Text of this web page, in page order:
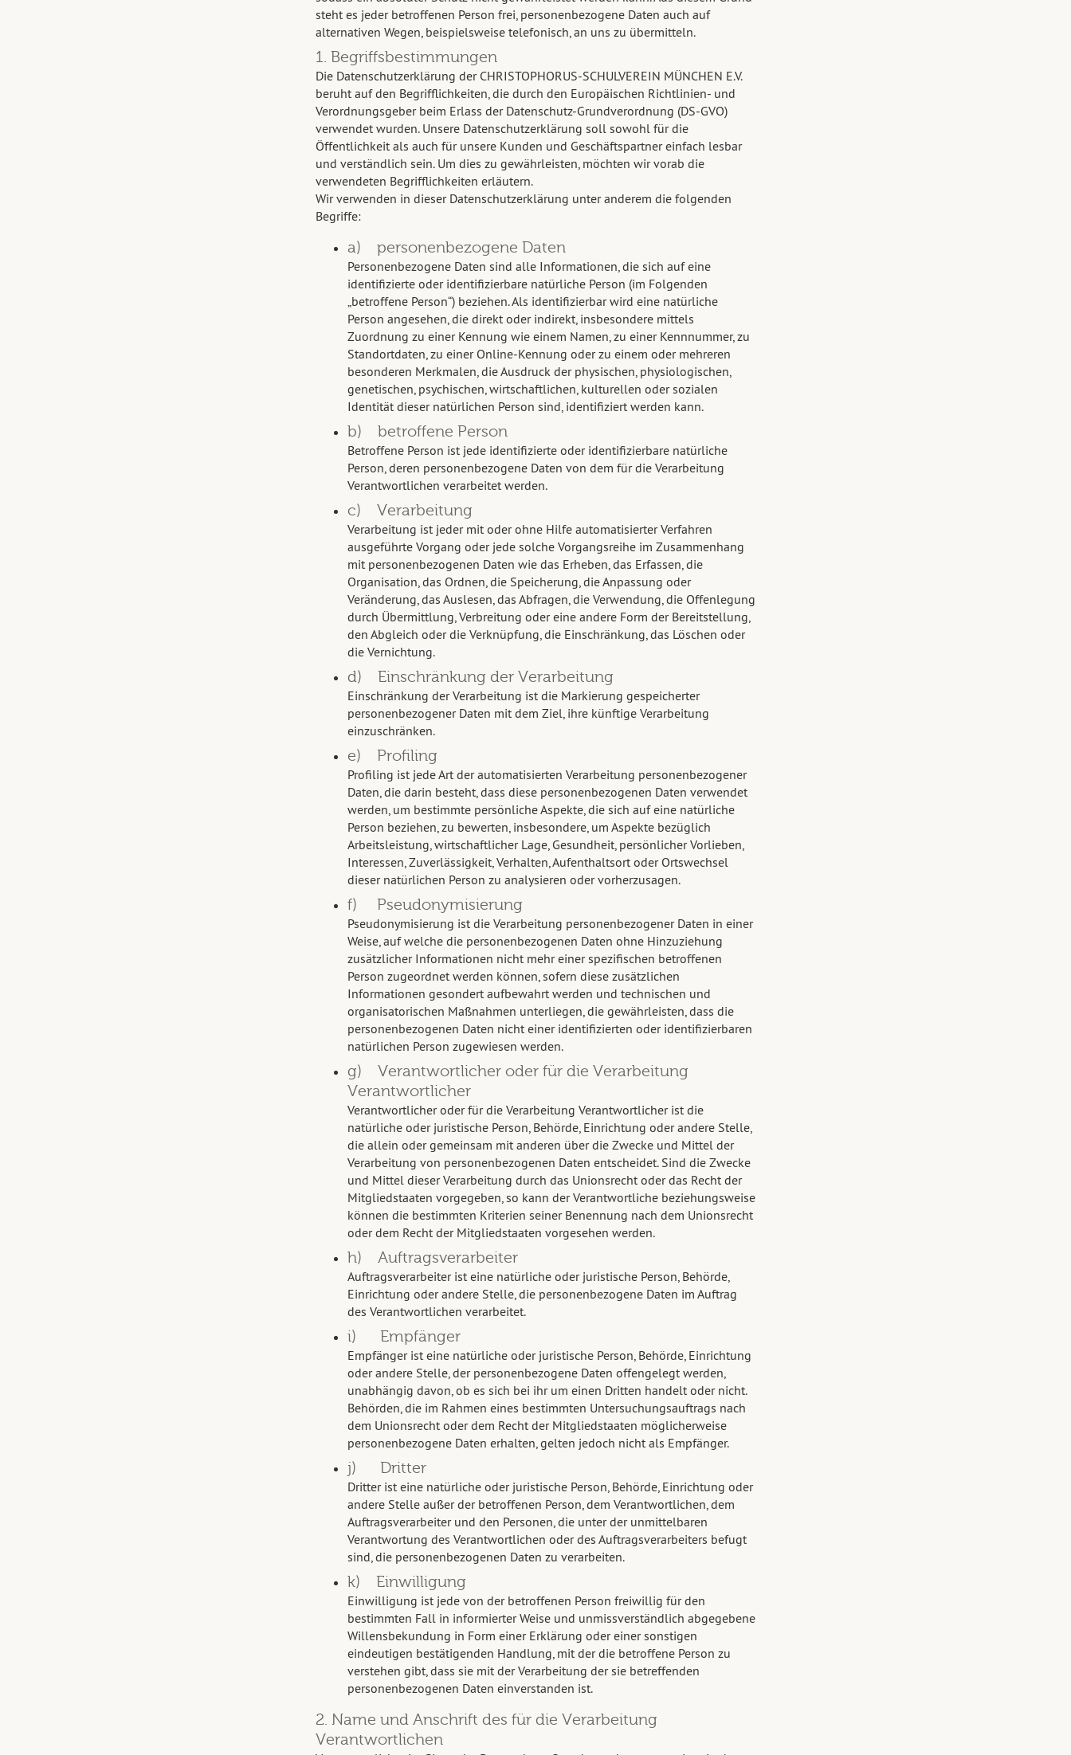
steht es jeder betroffenen Person frei, personenbezogene Daten auch auf
alternativen Wegen, beispielsweise telefonisch, an uns zu übermitteln.
1. Begriffsbestimmungen
Die Datenschutzerklärung der CHRISTOPHORUS-SCHULVEREIN MÜNCHEN E.V.
beruht auf den Begrifflichkeiten, die durch den Europäischen Richtlinien- und
Verordnungsgeber beim Erlass der Datenschutz-Grundverordnung (DS-GVO)
verwendet wurden. Unsere Datenschutzerklärung soll sowohl für die
Öffentlichkeit als auch für unsere Kunden und Geschäftspartner einfach lesbar
und verständlich sein. Um dies zu gewährleisten, möchten wir vorab die
verwendeten Begrifflichkeiten erläutern.
Wir verwenden in dieser Datenschutzerklärung unter anderem die folgenden
Begriffe:
a) personenbezogene Daten
Personenbezogene Daten sind alle Informationen, die sich auf eine
identifizierte oder identifizierbare natürliche Person (im Folgenden
„betroffene Person“) beziehen. Als identifizierbar wird eine natürliche
Person angesehen, die direkt oder indirekt, insbesondere mittels
Zuordnung zu einer Kennung wie einem Namen, zu einer Kennnummer, zu
Standortdaten, zu einer Online-Kennung oder zu einem oder mehreren
besonderen Merkmalen, die Ausdruck der physischen, physiologischen,
genetischen, psychischen, wirtschaftlichen, kulturellen oder sozialen
Identität dieser natürlichen Person sind, identifiziert werden kann.
b) betroffene Person
Betroffene Person ist jede identifizierte oder identifizierbare natürliche
Person, deren personenbezogene Daten von dem für die Verarbeitung
Verantwortlichen verarbeitet werden.
c) Verarbeitung
Verarbeitung ist jeder mit oder ohne Hilfe automatisierter Verfahren
ausgeführte Vorgang oder jede solche Vorgangsreihe im Zusammenhang
mit personenbezogenen Daten wie das Erheben, das Erfassen, die
Organisation, das Ordnen, die Speicherung, die Anpassung oder
Veränderung, das Auslesen, das Abfragen, die Verwendung, die Offenlegung
durch Übermittlung, Verbreitung oder eine andere Form der Bereitstellung,
den Abgleich oder die Verknüpfung, die Einschränkung, das Löschen oder
die Vernichtung.
d) Einschränkung der Verarbeitung
Einschränkung der Verarbeitung ist die Markierung gespeicherter
personenbezogener Daten mit dem Ziel, ihre künftige Verarbeitung
einzuschränken.
e) Profiling
Profiling ist jede Art der automatisierten Verarbeitung personenbezogener
Daten, die darin besteht, dass diese personenbezogenen Daten verwendet
werden, um bestimmte persönliche Aspekte, die sich auf eine natürliche
Person beziehen, zu bewerten, insbesondere, um Aspekte bezüglich
Arbeitsleistung, wirtschaftlicher Lage, Gesundheit, persönlicher Vorlieben,
Interessen, Zuverlässigkeit, Verhalten, Aufenthaltsort oder Ortswechsel
dieser natürlichen Person zu analysieren oder vorherzusagen.
f) Pseudonymisierung
Pseudonymisierung ist die Verarbeitung personenbezogener Daten in einer
Weise, auf welche die personenbezogenen Daten ohne Hinzuziehung
zusätzlicher Informationen nicht mehr einer spezifischen betroffenen
Person zugeordnet werden können, sofern diese zusätzlichen
Informationen gesondert aufbewahrt werden und technischen und
organisatorischen Maßnahmen unterliegen, die gewährleisten, dass die
personenbezogenen Daten nicht einer identifizierten oder identifizierbaren
natürlichen Person zugewiesen werden.
g) Verantwortlicher oder für die Verarbeitung
Verantwortlicher
Verantwortlicher oder für die Verarbeitung Verantwortlicher ist die
natürliche oder juristische Person, Behörde, Einrichtung oder andere Stelle,
die allein oder gemeinsam mit anderen über die Zwecke und Mittel der
Verarbeitung von personenbezogenen Daten entscheidet. Sind die Zwecke
und Mittel dieser Verarbeitung durch das Unionsrecht oder das Recht der
Mitgliedstaaten vorgegeben, so kann der Verantwortliche beziehungsweise
können die bestimmten Kriterien seiner Benennung nach dem Unionsrecht
oder dem Recht der Mitgliedstaaten vorgesehen werden.
h) Auftragsverarbeiter
Auftragsverarbeiter ist eine natürliche oder juristische Person, Behörde,
Einrichtung oder andere Stelle, die personenbezogene Daten im Auftrag
des Verantwortlichen verarbeitet.
i) Empfänger
Empfänger ist eine natürliche oder juristische Person, Behörde, Einrichtung
oder andere Stelle, der personenbezogene Daten offengelegt werden,
unabhängig davon, ob es sich bei ihr um einen Dritten handelt oder nicht.
Behörden, die im Rahmen eines bestimmten Untersuchungsauftrags nach
dem Unionsrecht oder dem Recht der Mitgliedstaaten möglicherweise
personenbezogene Daten erhalten, gelten jedoch nicht als Empfänger.
j) Dritter
Dritter ist eine natürliche oder juristische Person, Behörde, Einrichtung oder
andere Stelle außer der betroffenen Person, dem Verantwortlichen, dem
Auftragsverarbeiter und den Personen, die unter der unmittelbaren
Verantwortung des Verantwortlichen oder des Auftragsverarbeiters befugt
sind, die personenbezogenen Daten zu verarbeiten.
k) Einwilligung
Einwilligung ist jede von der betroffenen Person freiwillig für den
bestimmten Fall in informierter Weise und unmissverständlich abgegebene
Willensbekundung in Form einer Erklärung oder einer sonstigen
eindeutigen bestätigenden Handlung, mit der die betroffene Person zu
verstehen gibt, dass sie mit der Verarbeitung der sie betreffenden
personenbezogenen Daten einverstanden ist.
2. Name und Anschrift des für die Verarbeitung
Verantwortlichen